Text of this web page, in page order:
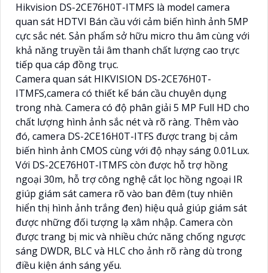
Hikvision DS-2CE76H0T-ITMFS là model camera
quan sát HDTVI Bán cầu với cảm biến hình ảnh 5MP
cực sắc nét. Sản phẩm sở hữu micro thu âm cùng với
khả năng truyền tải âm thanh chất lượng cao trực
tiếp qua cáp đồng trục.
Camera quan sát HIKVISION DS-2CE76H0T-
ITMFS,camera có thiết kế bán cầu chuyên dụng
trong nhà. Camera có độ phân giải 5 MP Full HD cho
chất lượng hình ảnh sắc nét và rõ ràng. Thêm vào
đó, camera DS-2CE16H0T-ITFS được trang bị cảm
biến hình ảnh CMOS cùng với độ nhạy sáng 0.01Lux.
Với DS-2CE76H0T-ITMFS còn được hỗ trợ hồng
ngoại 30m, hỗ trợ công nghệ cắt lọc hồng ngoại IR
giúp giám sát camera rõ vào ban đêm (tuy nhiên
hiển thị hình ảnh trắng đen) hiệu quả giúp giám sát
được những đối tượng lạ xâm nhập. Camera còn
được trang bị mic và nhiều chức năng chống ngược
sáng DWDR, BLC và HLC cho ảnh rõ ràng dù trong
điều kiện ánh sáng yếu.